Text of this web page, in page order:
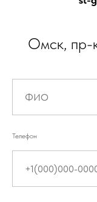
Омск, пр-
Телефон